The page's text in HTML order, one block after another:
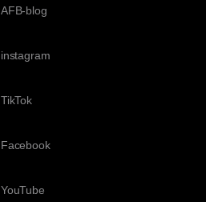
AFB-blog
instagram
TikTok
Facebook
YouTube